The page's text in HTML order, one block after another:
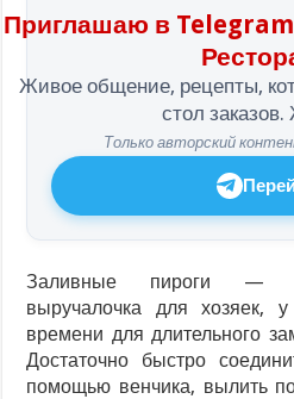
Приглашаю в
Живое общение, рецепты,
стол
Только авторский
Заливные пироги —
выручалочка для хозяек,
времени для длительного
Достаточно быстро
помощью венчика, вылить